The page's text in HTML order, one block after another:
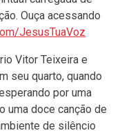
Ouça acessando
JesusTuaVoz
Vitor Teixeira e
seu quarto, quando
por uma
uma doce canção de
de silêncio